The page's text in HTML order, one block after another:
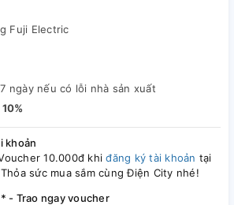
Fuji Electric
ngày nếu có lỗi nhà sản xuất
khoản
10.000đ khiđăng ký tài khoản tại
sức mua sắm cùng Điện City nhé!
- Trao ngay voucher